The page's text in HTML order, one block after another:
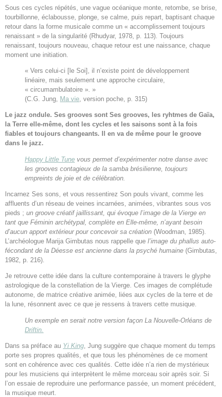
Sous ces cycles répétés, une vague océanique monte, retombe, se brise,
tourbillonne, éclabousse, plonge, se calme, puis repart, baptisant chaque
retour dans la forme musicale comme un « accomplissement toujours
renaissant » de la singularité (Rhudyar, 1978, p. 113). Toujours
renaissant, toujours nouveau, chaque retour est une naissance, chaque
moment une initiation.
« Vers celui-ci [le Soi], il n’existe point de développement
linéaire, mais seulement une approche circulaire,
« circumambulatoire ». »
(C.G. Jung, Ma vie, version poche, p. 315)
Le jazz ondule. Ses grooves sont Ses grooves, les ryhtmes de Gaïa,
la Terre elle-même, dont les cycles et les saisons sont à la fois
fiables et toujours changeants. Il en va de même pour le groove
dans le jazz.
Happy Little Tune vous permet d’expérimenter notre danse avec
les grooves contagieux de la samba brésilienne, toujours
empreints de joie et de célébration.
Incarnez Ses sons, et vous ressentirez Son pouls vivant, comme les
affluents d’un réseau de veines incarnées, animées, vibrantes sous vos
pieds ; un groove créatif jaillissant, qui évoque l’image de la Vierge en
tant que Féminin archétypal, complète en Elle-même, n’ayant besoin
d’aucun apport extérieur pour concevoir sa création (Woodman, 1985).
L’archéologue Marija Gimbutas nous rappelle que l’image du phallus auto-
fécondant de la Déesse est ancienne dans la psyché humaine (Gimbutas,
1982, p. 216).
Je retrouve cette idée dans la culture contemporaine à travers le glyphe
astrologique de la constellation de la Vierge. Ces images de complétude
autonome, de matrice créative animée, liées aux cycles de la terre et de
la lune, résonnent avec ce que je ressens à travers cette musique.
Un exemple en serait notre version façon La Nouvelle-Orléans de
Driftin.
Dans sa préface au Yi King, Jung suggère que chaque moment du temps
porte ses propres qualités, et que tous les phénomènes de ce moment
sont en cohérence avec ces qualités. Cette idée n’a rien de mystérieux
pour les musiciens qui interprètent le même morceau soir après soir. Si
l’on essaie de reproduire une performance passée, un moment précédent,
la musique meurt.